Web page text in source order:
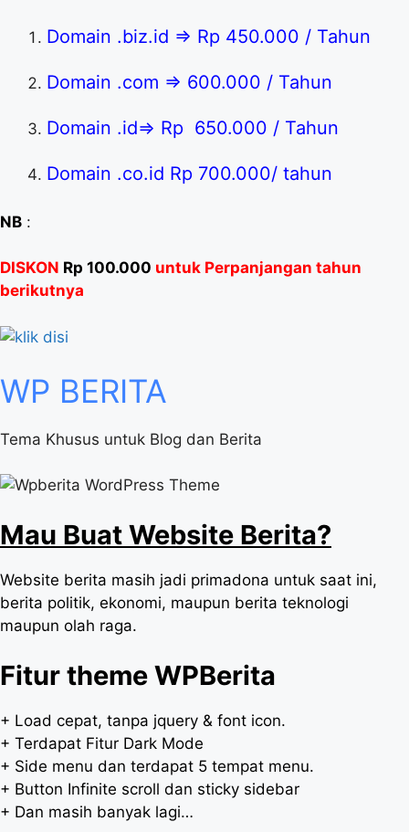
Domain .biz.id => Rp 450.000 / Tahun
Domain .com => 600.000 / Tahun
Domain .id=> Rp 650.000 / Tahun
Domain .co.id Rp 700.000/ tahun
NB :
DISKON Rp 100.000 untuk Perpanjangan tahun
berikutnya
WP BERITA
Tema Khusus untuk Blog dan Berita
Mau Buat Website Berita?
Website berita masih jadi primadona untuk saat ini,
berita politik, ekonomi, maupun berita teknologi
maupun olah raga.
Fitur theme WPBerita
+ Load cepat, tanpa jquery & font icon.
+ Terdapat Fitur Dark Mode
+ Side menu dan terdapat 5 tempat menu.
+ Button Infinite scroll dan sticky sidebar
+ Dan masih banyak lagi…